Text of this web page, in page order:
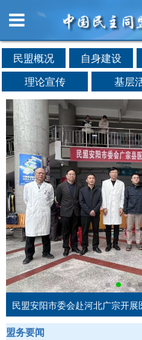
民盟概况 自身建设
理论宣传
基层
民盟安阳市委会赴河北广宗开展
盟务要闻